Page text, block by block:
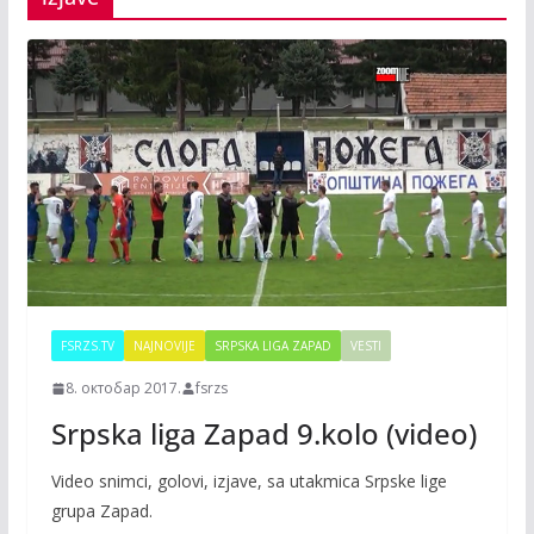
FSRZS.TV NAJNOVIJE SRPSKA LIGA ZAPAD VESTI
8. октобар 2017. fsrzs
Srpska liga Zapad 9.kolo (video)
Video snimci, golovi, izjave, sa utakmica Srpske lige
grupa Zapad.